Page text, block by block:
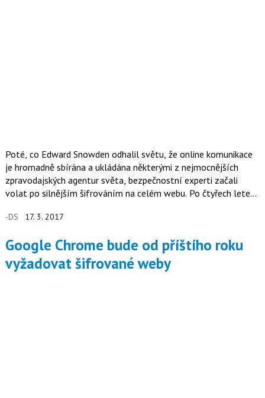
Poté, co Edward Snowden odhalil světu, že online komunikace
je hromadně sbírána a ukládána některými z nejmocnějších
zpravodajských agentur světa, bezpečnostní experti začali
volat po silnějším šifrováním na celém webu. Po čtyřech letech
-DS 17. 3. 2017
Google Chrome bude od příštího roku
vyžadovat šifrované weby